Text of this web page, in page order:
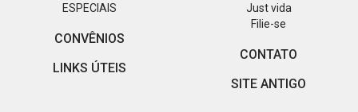
ESPECIAIS
CONVÊNIOS
LINKS ÚTEIS
Just vida
Filie-se
CONTATO
SITE ANTIGO